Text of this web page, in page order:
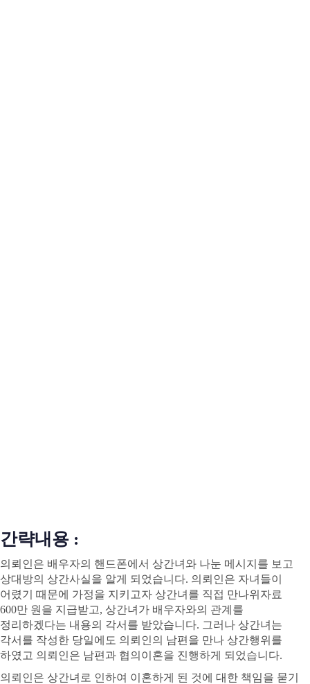
간략내용 :
의뢰인은 배우자의 핸드폰에서 상간녀와 나눈 메시지를 보고
상대방의 상간사실을 알게 되었습니다. 의뢰인은 자녀들이
어렸기 때문에 가정을 지키고자 상간녀를 직접 만나위자료
600만 원을 지급받고, 상간녀가 배우자와의 관계를
정리하겠다는 내용의 각서를 받았습니다. 그러나 상간녀는
각서를 작성한 당일에도 의뢰인의 남편을 만나 상간행위를
하였고 의뢰인은 남편과 협의이혼을 진행하게 되었습니다.
의뢰인은 상간녀로 인하여 이혼하게 된 것에 대한 책임을 묻기